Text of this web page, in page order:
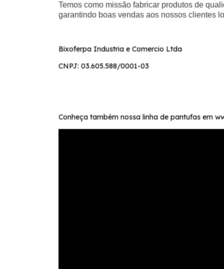
Temos como missão fabricar produtos de
garantindo boas vendas aos nossos clientes
Bixoferpa Industria e Comercio Ltda
CNPJ: 03.605.588/0001-03
Conheça também nossa linha de pantufas em